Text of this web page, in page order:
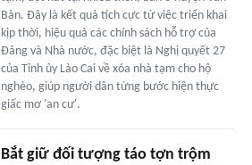
Bàn. Đây là kết quả tích cực từ việc triển khai
kịp thời, hiệu quả các chính sách hỗ trợ của
Đảng và Nhà nước, đặc biệt là Nghị quyết 27
của Tỉnh ủy Lào Cai về xóa nhà tạm cho hộ
nghèo, giúp người dân từng bước hiện thực
giấc mơ 'an cư'.
Bắt giữ đối tượng táo tợn trộm